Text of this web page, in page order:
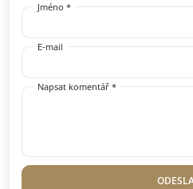
Jméno *
E-mail
Napsat komentář *